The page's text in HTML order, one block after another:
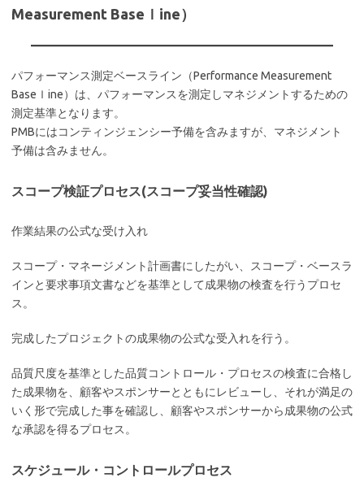
Measurement Baseｌine）
パフォーマンス測定ベースライン（Performance Measurement
Baseｌine）は、パフォーマンスを測定しマネジメントするための
測定基準となります。
PMBにはコンティンジェンシー予備を含みますが、マネジメント
予備は含みません。
スコープ検証プロセス(スコープ妥当性確認)
作業結果の公式な受け入れ
スコープ・マネージメント計画書にしたがい、スコープ・ベースラ
インと要求事項文書などを基準として成果物の検査を行うプロセ
ス。
完成したプロジェクトの成果物の公式な受入れを行う。
品質尺度を基準とした品質コントロール・プロセスの検査に合格し
た成果物を、顧客やスポンサーとともにレビューし、それが満足の
いく形で完成した事を確認し、顧客やスポンサーから成果物の公式
な承認を得るプロセス。
スケジュール・コントロールプロセス